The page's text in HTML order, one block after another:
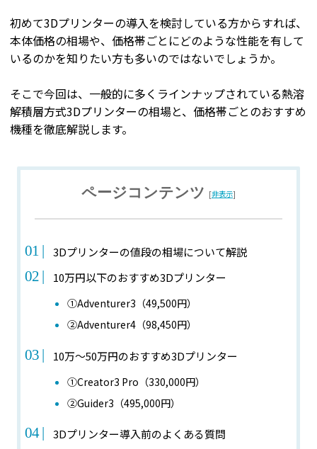
初めて3Dプリンターの導入を検討している方からすれば、
本体価格の相場や、価格帯ごとにどのような性能を有して
いるのかを知りたい方も多いのではないでしょうか。
そこで今回は、一般的に多くラインナップされている熱溶
解積層方式3Dプリンターの相場と、価格帯ごとのおすすめ
機種を徹底解説します。
ページコンテンツ [非表示]
3Dプリンターの値段の相場について解説
10万円以下のおすすめ3Dプリンター
①Adventurer3（49,500円）
②Adventurer4（98,450円）
10万～50万円のおすすめ3Dプリンター
①Creator3 Pro（330,000円）
②Guider3（495,000円）
3Dプリンター導入前のよくある質問